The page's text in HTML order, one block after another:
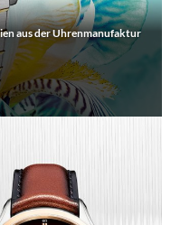
aus der Uhrenmanufaktur